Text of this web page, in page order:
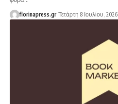
florinapress.gr Τετάρτη 8 Ιουλίου, 2026